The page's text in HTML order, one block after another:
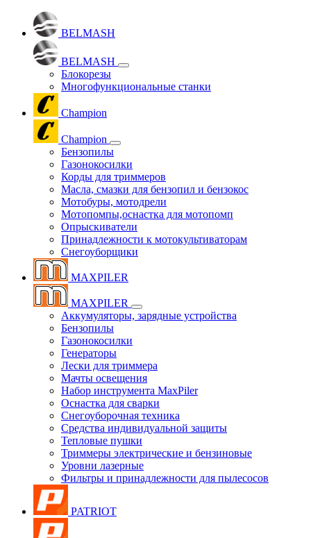
BELMASH
BELMASH
Блокорезы
Многофункциональные станки
Champion
Champion
Бензопилы
Газонокосилки
Корды для триммеров
Масла, смазки для бензопил и бензокос
Мотобуры, мотодрели
Мотопомпы,оснастка для мотопомп
Опрыскиватели
Принадлежности к мотокультиваторам
Снегоуборщики
MAXPILER
MAXPILER
Аккумуляторы, зарядные устройства
Бензопилы
Газонокосилки
Генераторы
Лески для триммера
Мачты освещения
Набор инструмента MaxPiler
Оснастка для сварки
Снегоуборочная техника
Средства индивидуальной защиты
Тепловые пушки
Триммеры электрические и бензиновые
Уровни лазерные
Фильтры и принадлежности для пылесосов
PATRIOT